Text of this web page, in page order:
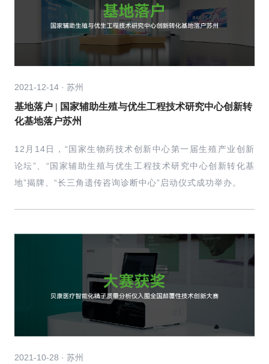
2021-12-14 · 苏州
基地落户 | 国家辅助生殖与优生工程技术研究中心创新转
化基地落户苏州
12月14日，“国家生物药技术创新中心第一届生殖产业创新
论坛”、“国家辅助生殖与优生工程技术研究中心创新转化基
地”揭牌、“长三角遗传咨询诊断中心”启动仪式成功举办。
2021-10-28 · 苏州